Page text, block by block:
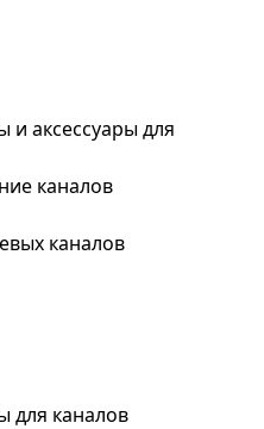
аксессуары для
каналов
каналов
для каналов